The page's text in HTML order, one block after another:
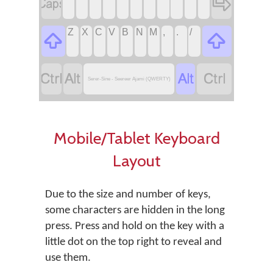
‏ Z‏ X
‏ C
‏ V
‏ B
‏ N‏ M
‏ , . /
‏
‏‏ Serer-Sine - Seereer Ajami (QWERTY) ‏ ‏
Mobile/Tablet Keyboard
Layout
Due to the size and number of keys,
some characters are hidden in the long
press. Press and hold on the key with a
little dot on the top right to reveal and
use them.